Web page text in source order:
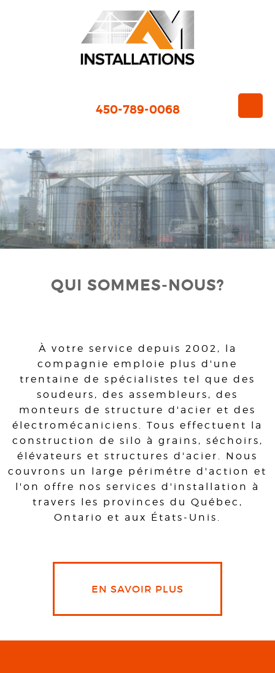
450-789-0068
QUI SOMMES-NOUS?
À votre service depuis 2002, la
compagnie emploie plus d'une
trentaine de spécialistes tel que des
soudeurs, des assembleurs, des
monteurs de structure d'acier et des
électromécaniciens. Tous effectuent la
construction de silo à grains, séchoirs,
élévateurs et structures d'acier. Nous
couvrons un large périmétre d'action et
l'on offre nos services d'installation à
travers les provinces du Québec,
Ontario et aux États-Unis.
EN SAVOIR PLUS